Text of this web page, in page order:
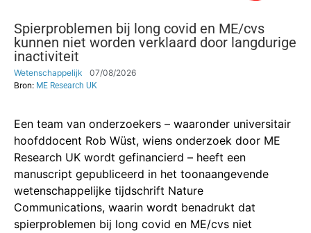
Spierproblemen bij long covid en ME/cvs
kunnen niet worden verklaard door langdurige
inactiviteit
Wetenschappelijk
07/08/2026
Bron: ME Research UK
Een team van onderzoekers – waaronder universitair
hoofddocent Rob Wüst, wiens onderzoek door ME
Research UK wordt gefinancierd – heeft een
manuscript gepubliceerd in het toonaangevende
wetenschappelijke tijdschrift Nature
Communications, waarin wordt benadrukt dat
spierproblemen bij long covid en ME/cvs niet